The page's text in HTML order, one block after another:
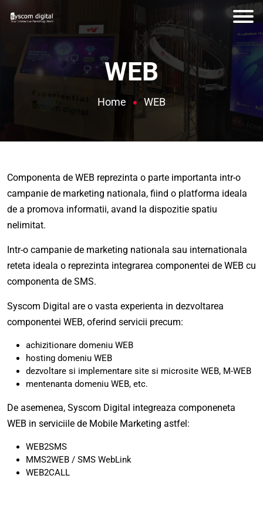
WEB
Home WEB
Componenta de WEB reprezinta o parte importanta intr-o
campanie de marketing nationala, fiind o platforma ideala
de a promova informatii, avand la dispozitie spatiu
nelimitat.
Intr-o campanie de marketing nationala sau internationala
reteta ideala o reprezinta integrarea componentei de WEB cu
componenta de SMS.
Syscom Digital are o vasta experienta in dezvoltarea
componentei WEB, oferind servicii precum:
achizitionare domeniu WEB
hosting domeniu WEB
dezvoltare si implementare site si microsite WEB, M-WEB
mentenanta domeniu WEB, etc.
De asemenea, Syscom Digital integreaza componeneta
WEB in serviciile de Mobile Marketing astfel:
WEB2SMS
MMS2WEB / SMS WebLink
WEB2CALL